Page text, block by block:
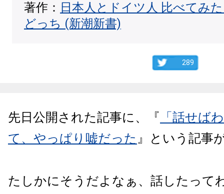
著作： 日本人とドイツ人 比べてみ
どっち (新潮新書)
289
先日公開された記事に、『 「話せば
て、やっぱり嘘だった 』という記事
たしかにそうだよなぁ、話したって